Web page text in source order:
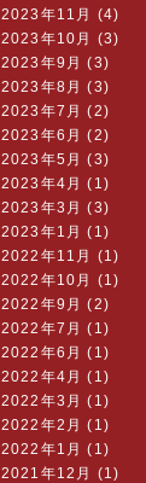
2023年11月 (4)
2023年10月 (3)
2023年9月 (3)
2023年8月 (3)
2023年7月 (2)
2023年6月 (2)
2023年5月 (3)
2023年4月 (1)
2023年3月 (3)
2023年1月 (1)
2022年11月 (1)
2022年10月 (1)
2022年9月 (2)
2022年7月 (1)
2022年6月 (1)
2022年4月 (1)
2022年3月 (1)
2022年2月 (1)
2022年1月 (1)
2021年12月 (1)